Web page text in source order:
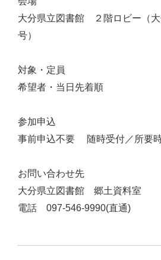
大分県立図書館 ２階ロビー（
号）
対象・定員
希望者・当日先着順
参加申込
事前申込不要 随時受付／所要
お問い合わせ先
大分県立図書館 郷土資料室
電話 097-546-9990(直通)